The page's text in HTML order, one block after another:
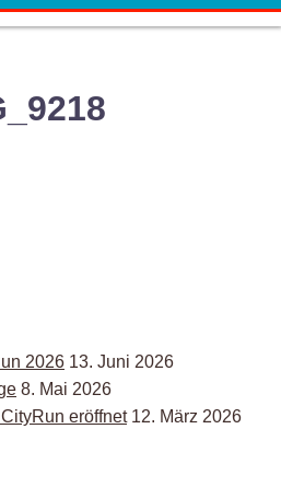
2026 13. Juni 2026
8. Mai 2026
eröffnet 12. März 2026